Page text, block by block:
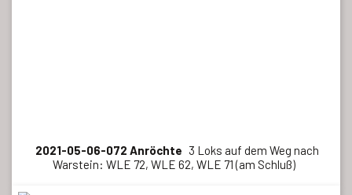
2021-05-06-072 Anröchte 3 Loks auf dem Weg nach
Warstein: WLE 72, WLE 62, WLE 71 (am Schluß)